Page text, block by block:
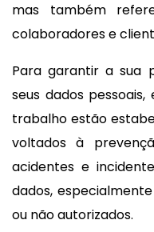
mas também
colaboradores e
Para garantir a sua
seus dados
trabalho estão
voltados à
acidentes e
dados,
ou não autorizados.